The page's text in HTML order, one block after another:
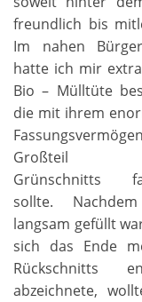
freundlich bis
Im nahen
hatte ich mir
Bio – Mülltüte
die mit ihrem
Großteil
Grünschnitts
sollte.
langsam gefüllt
sich das Ende
Rückschnitts
abzeichnete,